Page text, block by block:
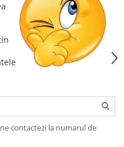
contactezi la numarul de